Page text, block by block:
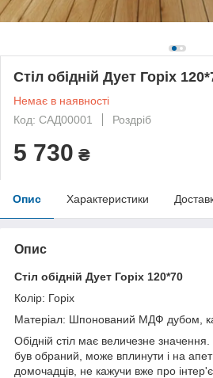
Стіл обідній Дует Горіх
Немає в наявності
Код: САД00001
Роздріб
5 730 ₴
Опис Характеристики
Опис
Стіл обідній Дует Горіх 120*70
Колір: Горіх
Матеріал: Шпонований МДФ дубом,
Обідній стіл має величезне значення.
був обраний, може вплинути і на
домочадців, не кажучи вже про